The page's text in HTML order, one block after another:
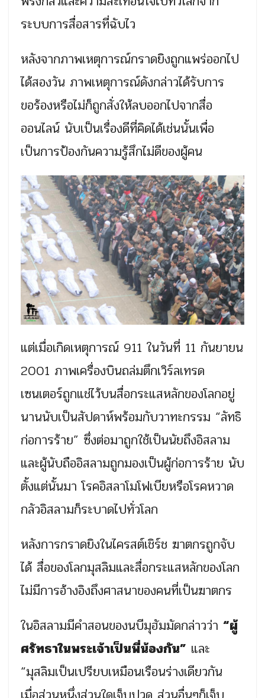
ระบบการสื่อสารที่ฉับไว
หลังจากภาพเหตุการณ์กราดยิงถูกแพร่ออกไป
ได้สองวัน ภาพเหตุการณ์ดังกล่าวได้รับการ
ขอร้องหรือไม่ก็ถูกสั่งให้ลบออกไปจากสื่อ
ออนไลน์ นับเป็นเรื่องดีที่คิดได้เช่นนั้นเพื่อ
เป็นการป้องกันความรู้สึกไม่ดีของผู้คน
แต่เมื่อเกิดเหตุการณ์ 911 ในวันที่ 11 กันยายน
2001 ภาพเครื่องบินถล่มตึกเวิร์ลเทรด
เซนเตอร์ถูกแช่ไว้บนสื่อกระแสหลักของโลกอยู่
นานนับเป็นสัปดาห์พร้อมกับวาทะกรรม “ลัทธิ
ก่อการร้าย” ซึ่งต่อมาถูกใช้เป็นนัยถึงอิสลาม
และผู้นับถืออิสลามถูกมองเป็นผู้ก่อการร้าย นับ
ตั้งแต่นั้นมา โรคอิสลาโมโฟเบียหรือโรคหวาด
กลัวอิสลามก็ระบาดไปทั่วโลก
หลังการกราดยิงในไครสต์เชิร์ช ฆาตกรถูกจับ
ได้ สื่อของโลกมุสลิมและสื่อกระแสหลักของโลก
ไม่มีการอ้างอิงถึงศาสนาของคนที่เป็นฆาตกร
ในอิสลามมีคำสอนของนบีมุฮัมมัดกล่าวว่า “ผู้
ศรัทธาในพระเจ้าเป็นพี่น้องกัน” และ
“มุสลิมเป็นเปรียบเหมือนเรือนร่างเดียวกัน